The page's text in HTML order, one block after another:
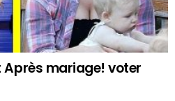
mariage! voter